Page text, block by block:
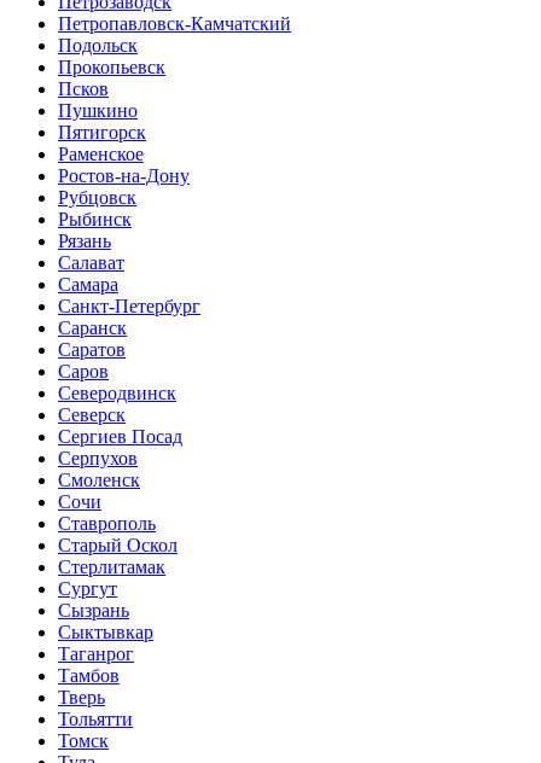
Петропавловск-Камчатский
Подольск
Прокопьевск
Псков
Пушкино
Пятигорск
Раменское
Ростов-на-Дону
Рубцовск
Рыбинск
Рязань
Салават
Самара
Санкт-Петербург
Саранск
Саратов
Саров
Северодвинск
Северск
Сергиев Посад
Серпухов
Смоленск
Сочи
Ставрополь
Старый Оскол
Стерлитамак
Сургут
Сызрань
Сыктывкар
Таганрог
Тамбов
Тверь
Тольятти
Томск